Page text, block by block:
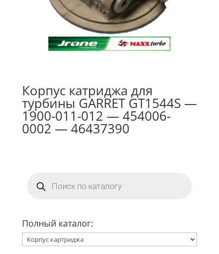
Корпус катриджа для
турбины GARRET GT1544S —
1900-011-012 — 454006-
0002 — 46437390
товаров
Полный каталог: